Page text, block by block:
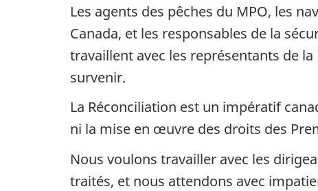
Les agents des pêches du MPO, les
Canada, et les responsables de la
travaillent avec les représentants de
survenir.
La Réconciliation est un impératif
ni la mise en œuvre des droits des
Nous voulons travailler avec les
traités, et nous attendons avec